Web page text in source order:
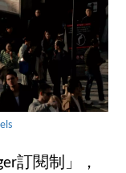
訂閱制」，